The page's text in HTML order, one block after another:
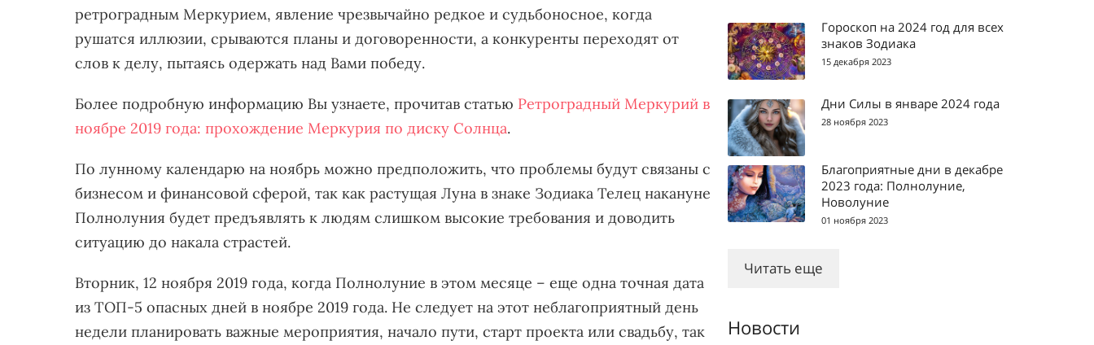
ретроградным Меркурием, явление чрезвычайно редкое и судьбоносное, когда
рушатся иллюзии, срываются планы и договоренности, а конкуренты переходят от
слов к делу, пытаясь одержать над Вами победу.
Более подробную информацию Вы узнаете, прочитав статью Ретроградный Меркурий в
ноябре 2019 года: прохождение Меркурия по диску Солнца.
По лунному календарю на ноябрь можно предположить, что проблемы будут связаны с
бизнесом и финансовой сферой, так как растущая Луна в знаке Зодиака Телец накануне
Полнолуния будет предъявлять к людям слишком высокие требования и доводить
ситуацию до накала страстей.
Вторник, 12 ноября 2019 года, когда Полнолуние в этом месяце – еще одна точная дата
из ТОП-5 опасных дней в ноябре 2019 года. Не следует на этот неблагоприятный день
недели планировать важные мероприятия, начало пути, старт проекта или свадьбу, так
Гороскоп на 2024 год для всех
знаков Зодиака
15 декабря 2023
Дни Силы в январе 2024 года
28 ноября 2023
Благоприятные дни в декабре
2023 года: Полнолуние,
Новолуние
01 ноября 2023
Читать еще
Новости